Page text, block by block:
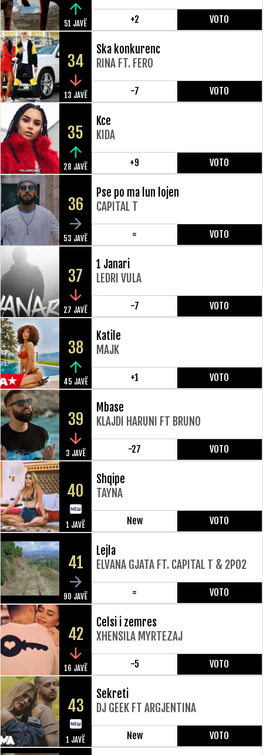
51 JAVË +2 VOTO
34
13 JAVË
Ska konkurenc
RINA FT. FERO
-7 VOTO
35
28 JAVË
Kce
KIDA
+9 VOTO
36
53 JAVË
Pse po ma lun lojen
CAPITAL T
= VOTO
37
27 JAVË
1 Janari
LEDRI VULA
-7 VOTO
38
45 JAVË
Katile
MAJK
+1 VOTO
39
3 JAVË
Mbase
KLAJDI HARUNI FT BRUNO
-27 VOTO
40
1 JAVË
Shqipe
TAYNA
New VOTO
41
90 JAVË
Lejla
ELVANA GJATA FT. CAPITAL T & 2PO2
= VOTO
42
16 JAVË
Celsi i zemres
XHENSILA MYRTEZAJ
-5 VOTO
43
1 JAVË
Sekreti
DJ GEEK FT ARGJENTINA
New VOTO